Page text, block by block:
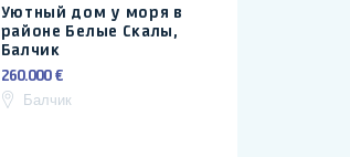
Уютный дом у моря в
районе Белые Скалы,
Балчик
260.000 €
Балчик